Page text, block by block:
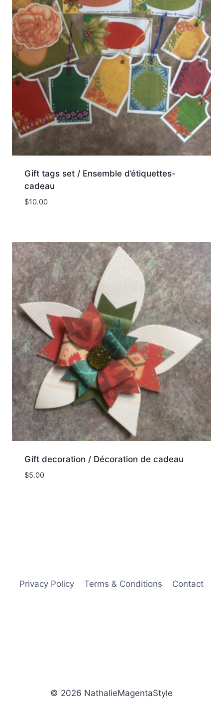
Gift tags set / Ensemble d’étiquettes-
cadeau
$10.00
Gift decoration / Décoration de cadeau
$5.00
Privacy Policy Terms & Conditions Contact
© 2026 NathalieMagentaStyle